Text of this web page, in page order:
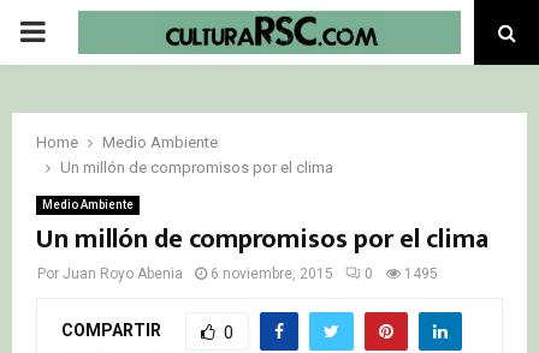
PRIMARY
Home
Medio Ambiente
Un millón de compromisos por el clima
Medio Ambiente
Un millón de compromisos por el clima
Por Juan Royo Abenia 6 noviembre, 2015 0 1495
COMPARTIR 0